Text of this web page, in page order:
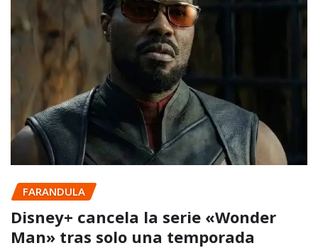
FARANDULA
Disney+ cancela la serie «Wonder
Man» tras solo una temporada